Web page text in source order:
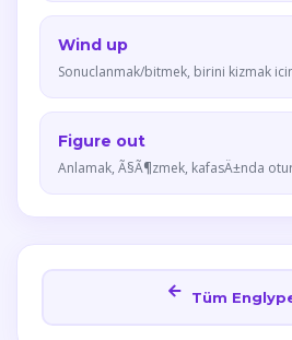
Wind up
Sonuclanmak/bitmek, birini kizmak
Figure out
Anlamak, Ã§Ã¶zmek, kafasÄ±nda
Tüm